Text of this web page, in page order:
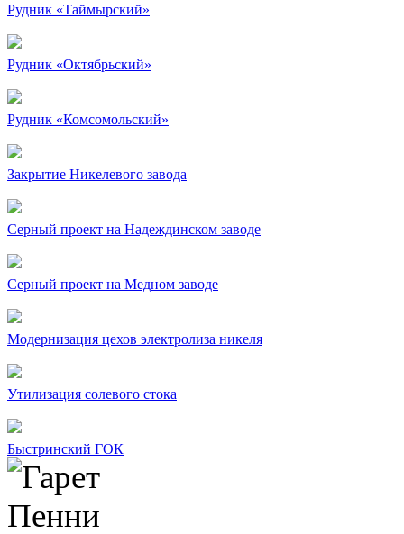
Рудник «Таймырский»
Рудник «Октябрьский»
Рудник «Комсомольский»
Закрытие Никелевого завода
Серный проект на Надеждинском заводе
Серный проект на Медном заводе
Модернизация цехов электролиза никеля
Утилизация солевого стока
Быстринский ГОК